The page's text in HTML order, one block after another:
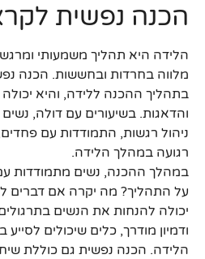
הכנה נפשית
הלידה היא תהליך משמעותי
מלווה בחרדות ובחששות. הכנה
בתהליך ההכנה ללידה, והיא
והדאגות. בשיעורים עם דולה,
ניהול רגשות, התמודדות עם
רגועה במהלך הלידה.
במהלך ההכנה, נשים מתמודדות
על התהליך? מה יקרה אם דברים
יכולה להנחות את הנשים
ודמיון מודרך, כלים שיכולים
הלידה. הכנה נפשית גם כוללת